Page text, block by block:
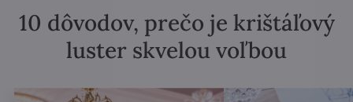
10 dôvodov, prečo je krištáľový
luster skvelou voľbou